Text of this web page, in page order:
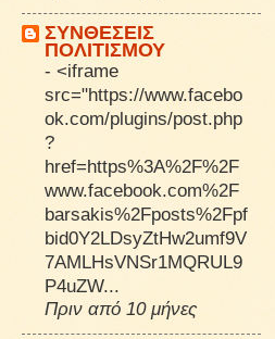
ΣΥΝΘΕΣΕΙΣ
ΠΟΛΙΤΙΣΜΟΥ
- <iframe
src="https://www.facebo
ok.com/plugins/post.php
?
href=https%3A%2F%2F
www.facebook.com%2F
barsakis%2Fposts%2Fpf
bid0Y2LDsyZtHw2umf9V
7AMLHsVNSr1MQRUL9
P4uZW...
Πριν από 10 μήνες